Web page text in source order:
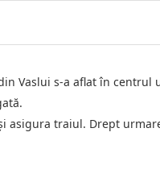
Vaslui s-a aflat în centrul
asigura traiul. Drept